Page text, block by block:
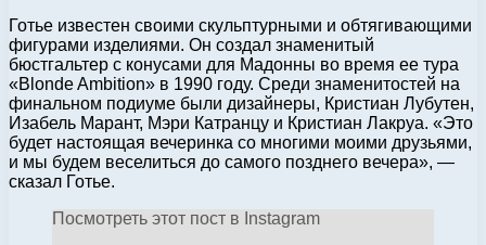
Готье известен своими скульптурными и обтягивающими
фигурами изделиями. Он создал знаменитый
бюстгальтер с конусами для Мадонны во время ее тура
«Blonde Ambition» в 1990 году. Среди знаменитостей на
финальном подиуме были дизайнеры, Кристиан Лубутен,
Изабель Марант, Мэри Катранцу и Кристиан Лакруа. «Это
будет настоящая вечеринка со многими моими друзьями,
и мы будем веселиться до самого позднего вечера», —
сказал Готье.
Посмотреть этот пост в Instagram